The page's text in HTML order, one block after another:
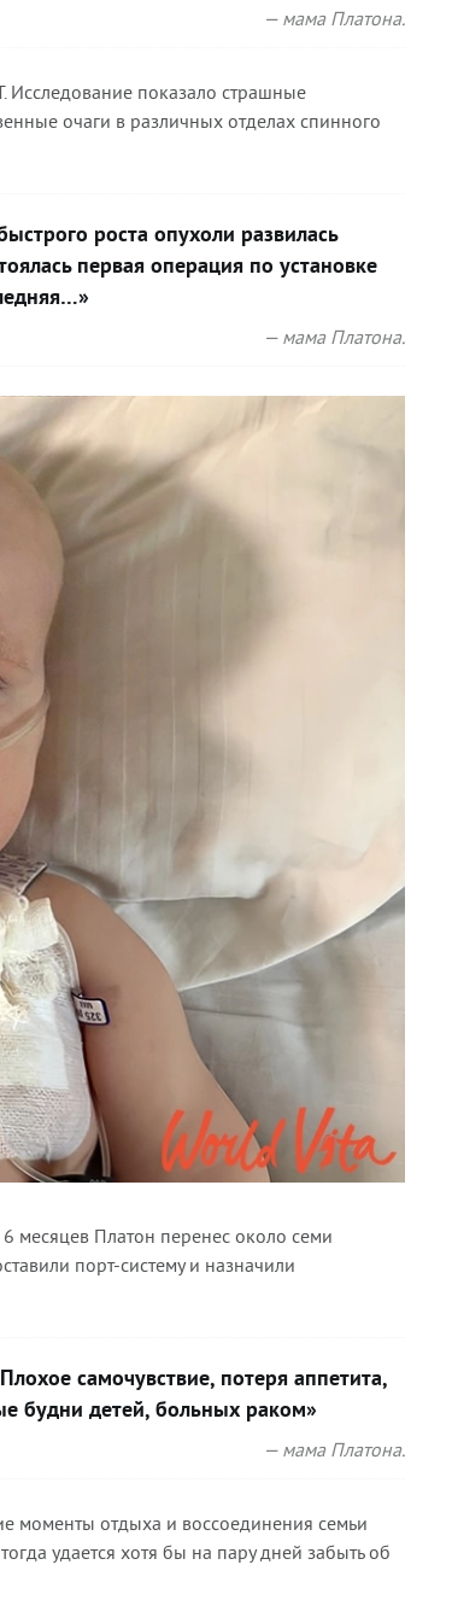
— мама Платона.
показало страшные
очаги в различных отделах спинного
роста опухоли развилась
первая операция по установке
— мама Платона.
месяцев Платон перенес около семи
порт-систему и назначили
самочувствие, потеря аппетита,
будни детей, больных раком»
— мама Платона.
моменты отдыха и воссоединения семьи
удается хотя бы на пару дней забыть об